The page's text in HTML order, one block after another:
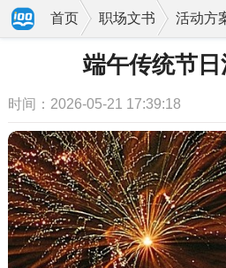
首页 职场文书 活动方
端午传统节
时间：2026-05-21 17:39:18